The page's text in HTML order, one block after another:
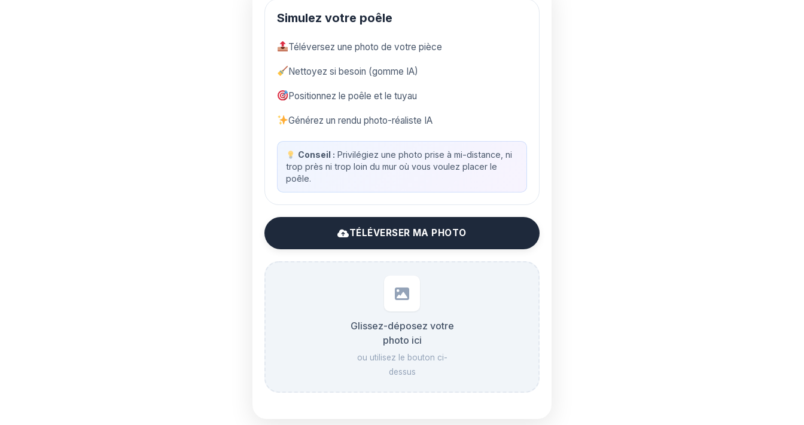
Simulez votre poêle
Téléversez une photo de votre pièce
Nettoyez si besoin (gomme IA)
Positionnez le poêle et le tuyau
Générez un rendu photo-réaliste IA
Conseil : Privilégiez une photo prise à mi-distance, ni
trop près ni trop loin du mur où vous voulez placer le
poêle.
TÉLÉVERSER MA PHOTO
Glissez-déposez votre
photo ici
ou utilisez le bouton ci-
dessus